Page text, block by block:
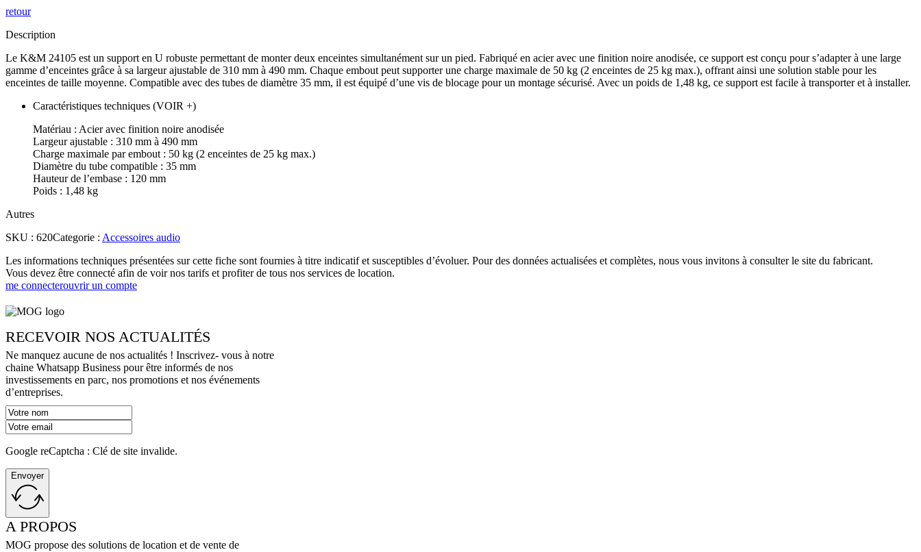
retour
Description
Le K&M 24105 est un support en U robuste permettant de monter deux enceintes simultanément sur un pied. Fabriqué en acier avec une finition noire anodisée, ce support est conçu pour s’adapter à une large
gamme d’enceintes grâce à sa largeur ajustable de 310 mm à 490 mm. Chaque embout peut supporter une charge maximale de 50 kg (2 enceintes de 25 kg max.), offrant ainsi une solution stable pour les
enceintes de taille moyenne. Compatible avec des tubes de diamètre 35 mm, il est équipé d’une vis de blocage pour un montage sécurisé. Avec un poids de 1,48 kg, ce support est facile à transporter et à installer.
Caractéristiques techniques (VOIR +)
Matériau : Acier avec finition noire anodisée
Largeur ajustable : 310 mm à 490 mm
Charge maximale par embout : 50 kg (2 enceintes de 25 kg max.)
Diamètre du tube compatible : 35 mm
Hauteur de l’embase : 120 mm
Poids : 1,48 kg
Autres
SKU : 620Categorie : Accessoires audio
Les informations techniques présentées sur cette fiche sont fournies à titre indicatif et susceptibles d’évoluer. Pour des données actualisées et complètes, nous vous invitons à consulter le site du fabricant.
Vous devez être connecté afin de voir nos tarifs et profiter de tous nos services de location.
me connecterouvrir un compte
RECEVOIR NOS ACTUALITÉS
Ne manquez aucune de nos actualités ! Inscrivez- vous à notre
chaine Whatsapp Business pour être informés de nos
investissements en parc, nos promotions et nos événements
d’entreprises.
Google reCaptcha : Clé de site invalide.
Envoyer
A PROPOS
MOG propose des solutions de location et de vente de